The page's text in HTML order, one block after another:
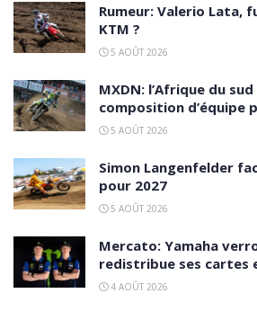
Rumeur: Valerio Lata,
KTM ?
5 AOÛT 2026
MXDN: l’Afrique du
composition d’équipe
5 AOÛT 2026
Simon Langenfelder
pour 2027
5 AOÛT 2026
Mercato: Yamaha
redistribue ses cartes
4 AOÛT 2026